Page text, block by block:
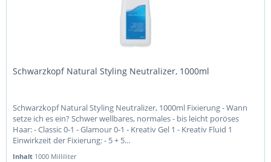
Schwarzkopf Natural Styling Neutralizer, 1000ml
Schwarzkopf Natural Styling Neutralizer, 1000ml Fixierung - Wann
setze ich es ein? Schwer wellbares, normales - bis leicht poröses
Haar: - Classic 0-1 - Glamour 0-1 - Kreativ Gel 1 - Kreativ Fluid 1
Einwirkzeit der Fixierung: - 5 + 5...
Inhalt 1000 Milliliter